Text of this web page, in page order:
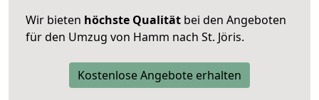
Wir bieten höchste Qualität bei den Angeboten
für den Umzug von Hamm nach St. Jöris.
Kostenlose Angebote erhalten